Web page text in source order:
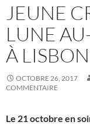
JEUNE
LUNE
À
OCTOBRE 26, 2017
COMMENTAIRE
Le 21 octobre en